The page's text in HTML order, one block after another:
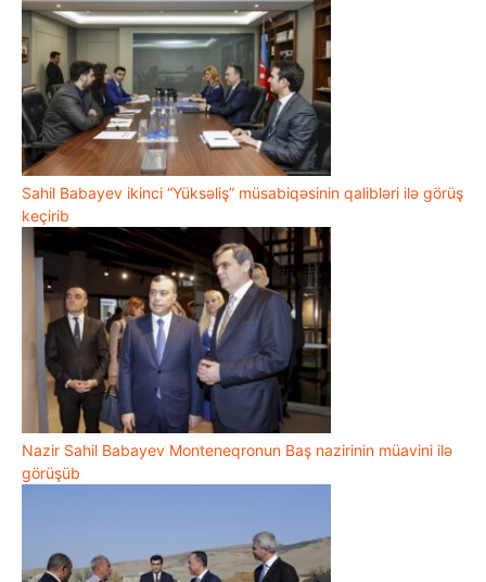
Sahil Babayev ikinci “Yüksəliş” müsabiqəsinin qalibləri ilə görüş
keçirib
Nazir Sahil Babayev Monteneqronun Baş nazirinin müavini ilə
görüşüb